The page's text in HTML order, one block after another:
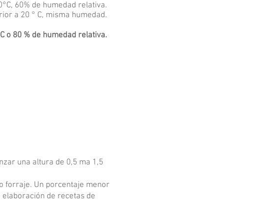
60% de humedad relativa.
a 20 ° C, misma humedad.
o 80 % de humedad relativa.
una altura de 0,5 ma 1,5
forraje. Un porcentaje menor
de recetas de